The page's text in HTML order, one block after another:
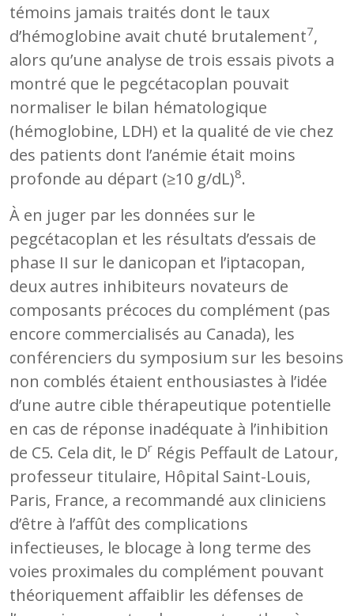
témoins jamais traités dont le taux
d’hémoglobine avait chuté brutalement7,
alors qu’une analyse de trois essais pivots a
montré que le pegcétacoplan pouvait
normaliser le bilan hématologique
(hémoglobine, LDH) et la qualité de vie chez
des patients dont l’anémie était moins
profonde au départ (≥10 g/dL)8.
À en juger par les données sur le
pegcétacoplan et les résultats d’essais de
phase II sur le danicopan et l’iptacopan,
deux autres inhibiteurs novateurs de
composants précoces du complément (pas
encore commercialisés au Canada), les
conférenciers du symposium sur les besoins
non comblés étaient enthousiastes à l’idée
d’une autre cible thérapeutique potentielle
en cas de réponse inadéquate à l’inhibition
de C5. Cela dit, le Dr Régis Peffault de Latour,
professeur titulaire, Hôpital Saint-Louis,
Paris, France, a recommandé aux cliniciens
d’être à l’affût des complications
infectieuses, le blocage à long terme des
voies proximales du complément pouvant
théoriquement affaiblir les défenses de